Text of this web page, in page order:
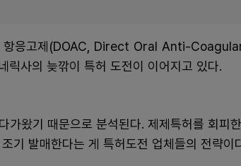
항응고제(DOAC, Direct Oral Anti-
릭사의 늦깎이 특허 도전이 이어지고 있다.
가왔기 때문으로 분석된다. 제제특허를 회피
기 발매한다는 게 특허도전 업체들의 전략이